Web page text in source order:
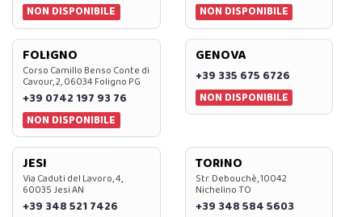
NON DISPONIBILE
NON DISPONIBILE
FOLIGNO
Corso Camillo Benso Conte di
Cavour, 2, 06034 Foligno PG
+39 0742 197 93 76
NON DISPONIBILE
GENOVA
+39 335 675 6726
NON DISPONIBILE
JESI
Via Caduti del Lavoro, 4,
60035 Jesi AN
+39 348 521 7426
TORINO
Str. Debouchè, 10042
Nichelino TO
+39 348 584 5603